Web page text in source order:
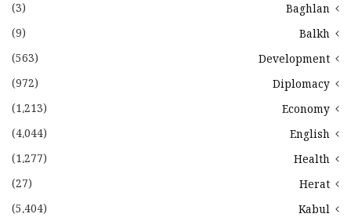
Baghlan
(3)
Balkh
(9)
Development
(563)
Diplomacy
(972)
Economy
(1،213)
English
(4،044)
Health
(1،277)
Herat
(27)
Kabul
(5،404)